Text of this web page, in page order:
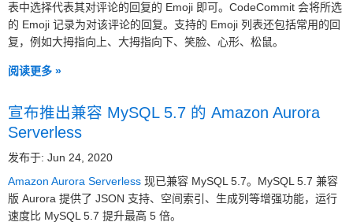
表中选择代表其对评论的回复的 Emoji 即可。CodeCommit 会将所选
的 Emoji 记录为对该评论的回复。支持的 Emoji 列表还包括常用的回
复，例如大拇指向上、大拇指向下、笑脸、心形、松鼠。
阅读更多 »
宣布推出兼容 MySQL 5.7 的 Amazon Aurora
Serverless
发布于: Jun 24, 2020
Amazon Aurora Serverless 现已兼容 MySQL 5.7。MySQL 5.7 兼容
版 Aurora 提供了 JSON 支持、空间索引、生成列等增强功能，运行
速度比 MySQL 5.7 提升最高 5 倍。